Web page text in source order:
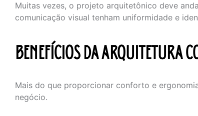
Muitas vezes, o projeto arquitetônico deve
comunicação visual tenham uniformidade e
BENEFÍCIOS DA ARQUITETURA
Mais do que proporcionar conforto e
negócio.